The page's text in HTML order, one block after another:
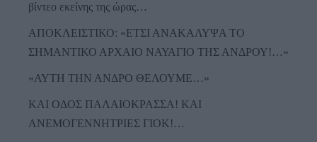
βίντεο εκείνης της ώρας…
ΑΠΟΚΛΕΙΣΤΙΚΟ: «ΕΤΣΙ ΑΝΑΚΑΛΥΨΑ ΤΟ
ΣΗΜΑΝΤΙΚΟ ΑΡΧΑΙΟ ΝΑΥΑΓΙΟ ΤΗΣ ΑΝΔΡΟΥ!…»
«ΑΥΤΗ ΤΗΝ ΑΝΔΡΟ ΘΕΛΟΥΜΕ…»
ΚΑΙ ΟΔΟΣ ΠΑΛΑIΟΚΡΑΣΣΑ! ΚΑΙ
ΑΝΕΜΟΓΕΝΝΗΤΡΙΕΣ ΓΙΟΚ!…